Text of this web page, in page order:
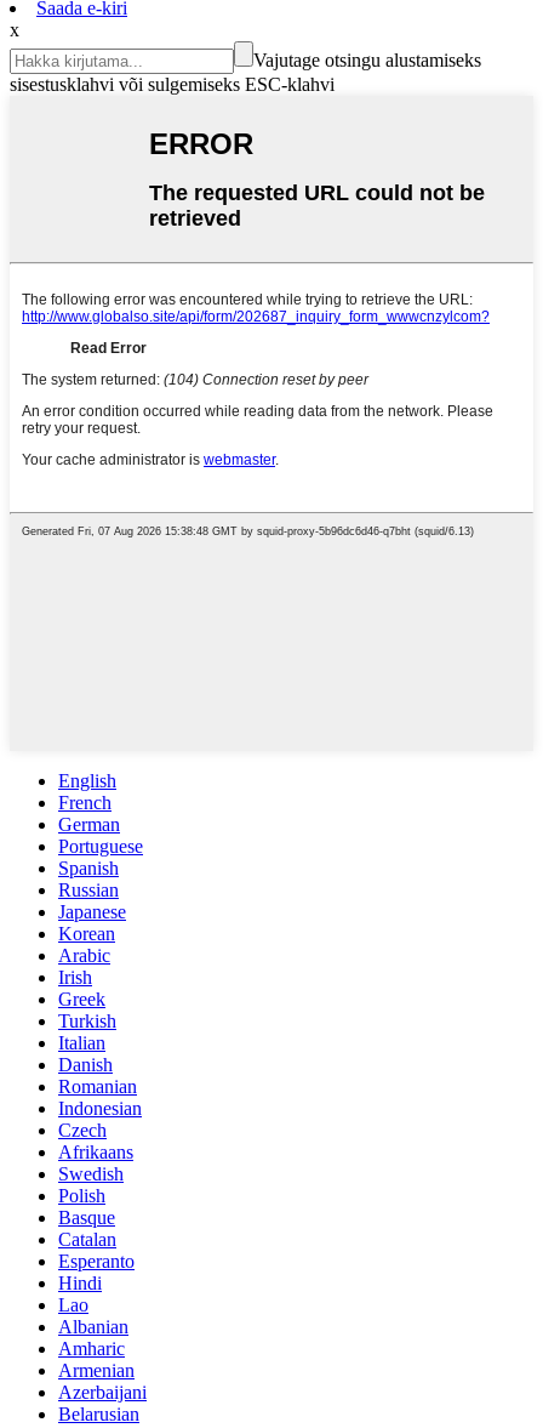
Saada e-kiri
x
Vajutage otsingu alustamiseks
sisestusklahvi või sulgemiseks ESC-klahvi
English
French
German
Portuguese
Spanish
Russian
Japanese
Korean
Arabic
Irish
Greek
Turkish
Italian
Danish
Romanian
Indonesian
Czech
Afrikaans
Swedish
Polish
Basque
Catalan
Esperanto
Hindi
Lao
Albanian
Amharic
Armenian
Azerbaijani
Belarusian